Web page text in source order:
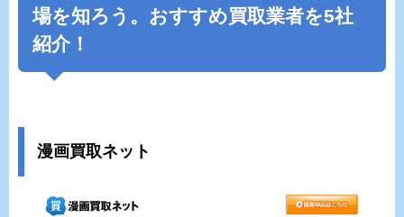
場を知ろう。おすすめ買取業者を5社
紹介！
漫画買取ネット